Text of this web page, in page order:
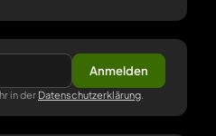
Anmelden
in der Datenschutzerklärung